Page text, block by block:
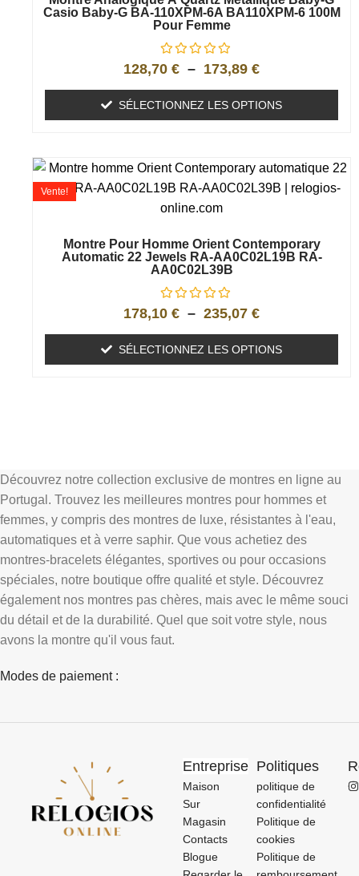
Casio Baby-G BA-110XPM-6A BA110XPM-6 100M
Pour Femme
128,70 € – 173,89 €
SÉLECTIONNEZ LES OPTIONS
Montre Pour Homme Orient Contemporary
Automatic 22 Jewels RA-AA0C02L19B RA-
AA0C02L39B
Vente!
178,10 € – 235,07 €
SÉLECTIONNEZ LES OPTIONS
Découvrez notre collection exclusive de montres en ligne au
Portugal. Trouvez les meilleures montres pour hommes et
femmes, y compris des montres de luxe, résistantes à l'eau,
automatiques et à verre saphir. Que vous achetiez des
montres-bracelets élégantes, sportives ou pour occasions
spéciales, notre boutique offre qualité et style. Découvrez
également nos montres pas chères, mais avec le même souci
du détail et de la durabilité. Quel que soit votre style, nous
avons la montre qu'il vous faut.
Modes de paiement :
Entreprise
Maison
Sur
Magasin
Contacts
Blogue
Politiques
politique de
confidentialité
Politique de
cookies
Politique de